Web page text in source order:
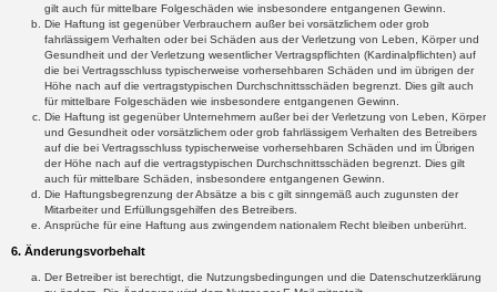
gilt auch für mittelbare Folgeschäden wie insbesondere entgangenen Gewinn.
Die Haftung ist gegenüber Verbrauchern außer bei vorsätzlichem oder grob
fahrlässigem Verhalten oder bei Schäden aus der Verletzung von Leben, Körper und
Gesundheit und der Verletzung wesentlicher Vertragspflichten (Kardinalpflichten) auf
die bei Vertragsschluss typischerweise vorhersehbaren Schäden und im übrigen der
Höhe nach auf die vertragstypischen Durchschnittsschäden begrenzt. Dies gilt auch
für mittelbare Folgeschäden wie insbesondere entgangenen Gewinn.
Die Haftung ist gegenüber Unternehmern außer bei der Verletzung von Leben, Körper
und Gesundheit oder vorsätzlichem oder grob fahrlässigem Verhalten des Betreibers
auf die bei Vertragsschluss typischerweise vorhersehbaren Schäden und im Übrigen
der Höhe nach auf die vertragstypischen Durchschnittsschäden begrenzt. Dies gilt
auch für mittelbare Schäden, insbesondere entgangenen Gewinn.
Die Haftungsbegrenzung der Absätze a bis c gilt sinngemäß auch zugunsten der
Mitarbeiter und Erfüllungsgehilfen des Betreibers.
Ansprüche für eine Haftung aus zwingendem nationalem Recht bleiben unberührt.
6. Änderungsvorbehalt
Der Betreiber ist berechtigt, die Nutzungsbedingungen und die Datenschutzerklärung